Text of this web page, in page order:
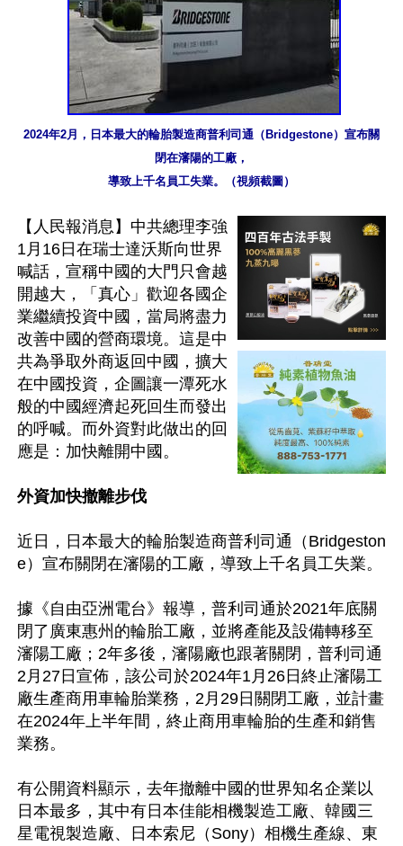
2024年2月，日本最大的輪胎製造商普利司通（Bridgestone）宣布關
閉在瀋陽的工廠，
導致上千名員工失業。（視頻截圖）
【人民報消息】中共總理李強
1月16日在瑞士達沃斯向世界
喊話，宣稱中國的大門只會越
開越大，「真心」歡迎各國企
業繼續投資中國，當局將盡力
改善中國的營商環境。這是中
共為爭取外商返回中國，擴大
在中國投資，企圖讓一潭死水
般的中國經濟起死回生而發出
的呼喊。而外資對此做出的回
應是：加快離開中國。
外資加快撤離步伐
近日，日本最大的輪胎製造商普利司通（Bridgeston
e）宣布關閉在瀋陽的工廠，導致上千名員工失業。
據《自由亞洲電台》報導，普利司通於2021年底關
閉了廣東惠州的輪胎工廠，並將產能及設備轉移至
瀋陽工廠；2年多後，瀋陽廠也跟著關閉，普利司通
2月27日宣佈，該公司於2024年1月26日終止瀋陽工
廠生產商用車輪胎業務，2月29日關閉工廠，並計畫
在2024年上半年間，終止商用車輪胎的生產和銷售
業務。
有公開資料顯示，去年撤離中國的世界知名企業以
日本最多，其中有日本佳能相機製造工廠、韓國三
星電視製造廠、日本索尼（Sony）相機生產線、東